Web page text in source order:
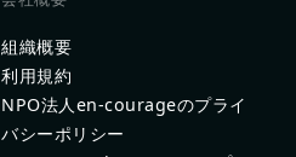
組織概要
利用規約
NPO法人en-courageのプライ
バシーポリシー